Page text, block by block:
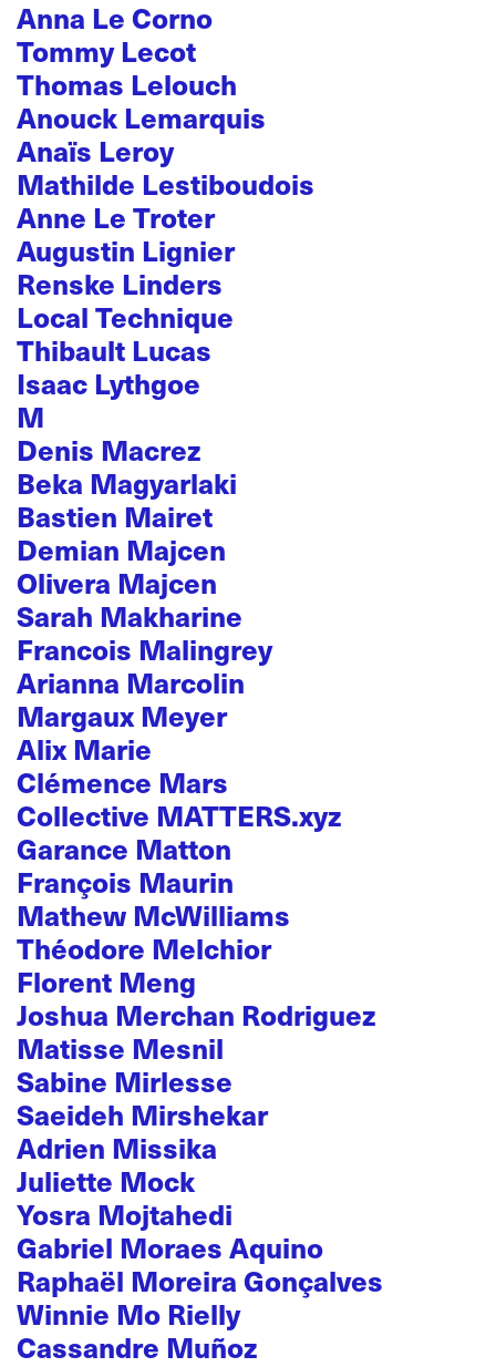
Anna Le Corno
Tommy Lecot
Thomas Lelouch
Anouck Lemarquis
Anaïs Leroy
Mathilde Lestiboudois
Anne Le Troter
Augustin Lignier
Renske Linders
Local Technique
Thibault Lucas
Isaac Lythgoe
M
Denis Macrez
Beka Magyarlaki
Bastien Mairet
Demian Majcen
Olivera Majcen
Sarah Makharine
Francois Malingrey
Arianna Marcolin
Margaux Meyer
Alix Marie
Clémence Mars
Collective MATTERS.xyz
Garance Matton
François Maurin
Mathew McWilliams
Théodore Melchior
Florent Meng
Joshua Merchan Rodriguez
Matisse Mesnil
Sabine Mirlesse
Saeideh Mirshekar
Adrien Missika
Juliette Mock
Yosra Mojtahedi
Gabriel Moraes Aquino
Raphaël Moreira Gonçalves
Winnie Mo Rielly
Cassandre Muñoz